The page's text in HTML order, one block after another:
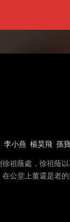
李小燕 楊昊飛 孫
祖蔭處，徐祖蔭
公堂上薑還是老